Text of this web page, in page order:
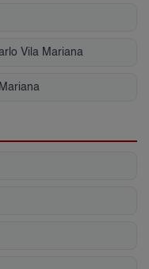
Vila Mariana